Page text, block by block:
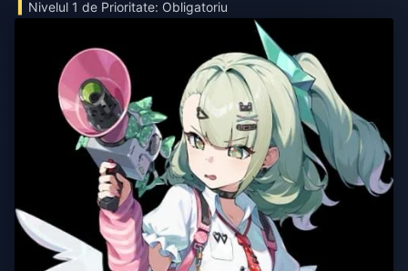
Nivelul 1 de Prioritate: Obligatoriu